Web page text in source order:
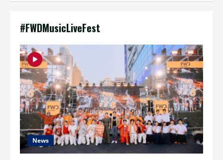
#FWDMusicLiveFest
News